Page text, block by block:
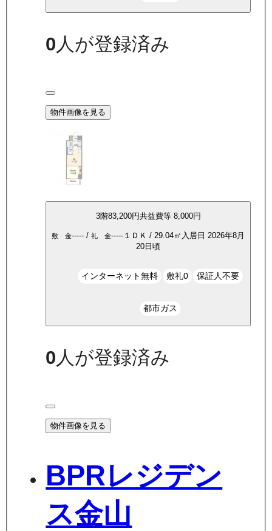
0 人が登録済み
物件画像を見る
3階83,200円共益費等 8,000円
敷 金----- / 礼 金----- １ＤＫ / 29.04㎡ 入居日 2026年8月
20日頃
インターネット無料 敷礼0 保証人不要
都市ガス
0人が登録済み
物件画像を見る
BPRレジデン
ス金山